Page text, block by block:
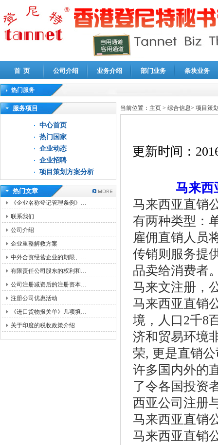
首 页 公司介绍 业务介绍 部门业务 条块业务
热门服务
高新技术企业认定审计|企业所得税汇算清缴申报鉴证
服务项目
中心首页
热门国家
企业动态
企业招聘
项目策划方案分析
热门文章
《企业名称登记管理条例》…
联系我们
公司介绍
企业重整解救方案
中外合资经营企业的期限、…
有限责任公司股东的权利和…
公司注册减资后的注册资本…
注册公司优惠活动
《进口货物报关单》几项填…
关于印度的税收政策介绍
当前位置： 主页 > 综合信息> 项目策
更新时间：
马来西
马来西亚直销
有两种类型：
雇佣直销人员
传销则服务提
品卖给消费者
马来文注册，
马来西亚直销
境，人口2千8
济和贸易环境
荣, 更是直销
许多国内外的
了令各国投资
西亚公司注册
马来西亚直销
马来西亚直销